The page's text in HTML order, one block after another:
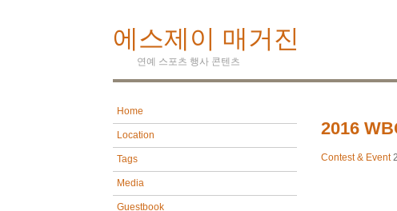
에스제이 매거진
연예 스포츠 행사 콘텐츠
Home
Location
Tags
Media
Guestbook
2016
Contest & Event